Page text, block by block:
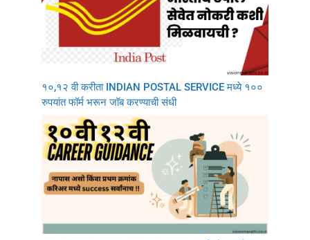
१०,१२ वी करीता INDIAN POSTAL SERVICE मध्ये १००
रुपयांत फॉर्म भरून जॉब करण्याची संधी